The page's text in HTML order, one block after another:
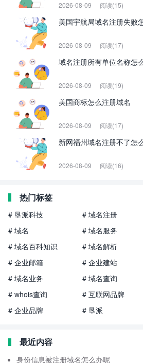
2026-08-09 阅读(15)
美国宇航局域名注册失败
2026-08-09 阅读(17)
域名注册所有单位名称怎
2026-08-09 阅读(19)
美国商标怎么注册域名
2026-08-09 阅读(17)
新网福州域名注册不了怎
2026-08-09 阅读(16)
热门标签
# 垦派科技 # 域名注册
# 域名
# 域名服务
# 域名百科知识
# 域名解析
# 企业邮箱
# 企业建站
# 域名业务
# 域名查询
# whois查询
# 互联网品牌
# 企业品牌
# 垦派
最近内容
身份信息被注册域名怎么办呢